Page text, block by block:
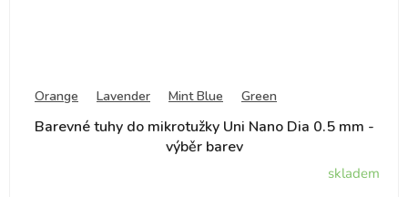
Barevné tuhy do mikrotužky Uni Nano Dia 0.5 mm -
výběr barev
skladem
Orange Lavender Mint Blue Green